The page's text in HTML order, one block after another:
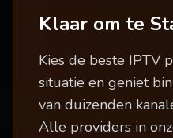
Klaar om te
Kies de beste IPTV
situatie en geniet
van duizenden
Alle providers in